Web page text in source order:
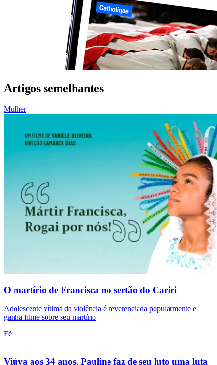
Artigos semelhantes
Mulher
O martírio de Francisca no sertão do Cariri
Adolescente vítima da violência é reverenciada popularmente e
ganha filme sobre seu martírio
Fé
Viúva aos 34 anos, Pauline faz de seu luto uma luta